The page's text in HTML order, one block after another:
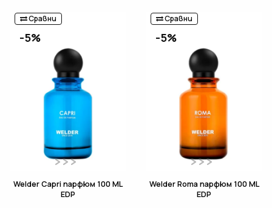
Сравни
-5%
Welder Capri парфюм 100 ML
EDP
Сравни
-5%
Welder Roma парфюм 100 ML
EDP